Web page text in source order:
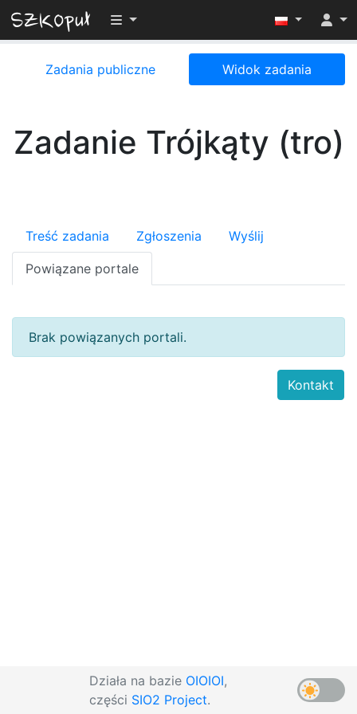
Przełącz widoczność menu
Zadania publiczne Widok zadania
Zadanie Trójkąty (tro)
Treść zadania Zgłoszenia Wyślij
Powiązane portale
Brak powiązanych portali.
Działa na bazie OIOIOI,
części SIO2 Project.
Kontakt